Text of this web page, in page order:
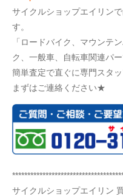
サイクルショップエイリン
す。
「ロードバイク、マウンテ
ク、一般車、自転車関連パー
簡単査定で直ぐに専門スタ
まずはご連絡ください★
サイクルショップエイリン